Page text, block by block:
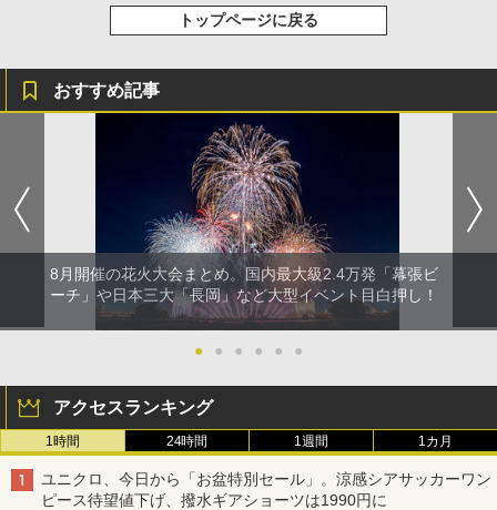
トップページに戻る
おすすめ記事
8月開催の花火大会まとめ。国内最大級2.4万発「幕張ビ
ーチ」や日本三大「長岡」など大型イベント目白押し！
● ● ● ● ● ●
アクセスランキング
1時間 24時間 1週間 1カ月
ユニクロ、今日から「お盆特別セール」。涼感シアサッカーワン
ピース待望値下げ、撥水ギアショーツは1990円に